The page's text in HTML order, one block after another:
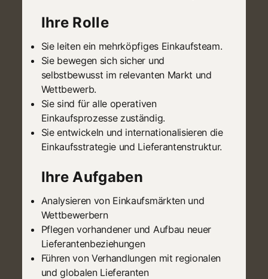
Ihre Rolle
Sie leiten ein mehrköpfiges Einkaufsteam.
Sie bewegen sich sicher und
selbstbewusst im relevanten Markt und
Wettbewerb.
Sie sind für alle operativen
Einkaufsprozesse zuständig.
Sie entwickeln und internationalisieren die
Einkaufsstrategie und Lieferantenstruktur.
Ihre Aufgaben
Analysieren von Einkaufsmärkten und
Wettbewerbern
Pflegen vorhandener und Aufbau neuer
Lieferantenbeziehungen
Führen von Verhandlungen mit regionalen
und globalen Lieferanten